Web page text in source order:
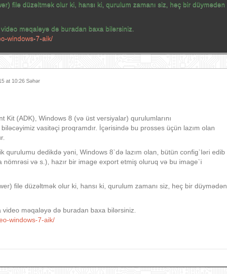
file düzəltmək olur ki, hansı ki, qurulum zamanı siz, heç bir düymədən
məqaləyə də buradan baxa bilərsiniz.
windows-7-aik/
at 10:26 Səhər
Kit (ADK), Windows 8 (və üst versiyalar) qurulumlarını
vasitəçi proqramdır. İçərisində bu prosses üçün lazım olan
qurulumu dedikdə yəni, Windows 8`də lazım olan, bütün config`ləri edib
nömrəsi və s.), hazır bir image export etmiş oluruq və bu image`i
file düzəltmək olur ki, hansı ki, qurulum zamanı siz, heç bir düymədən
məqaləyə də buradan baxa bilərsiniz.
windows-7-aik/